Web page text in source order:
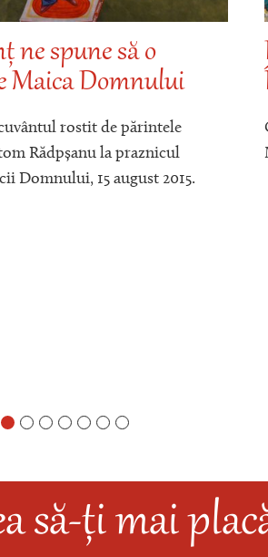
ne spune să o
Maica Domnului
rostit de părintele
Rădpșanu la praznicul
Domnului, 15 august 2015.
să-ți mai